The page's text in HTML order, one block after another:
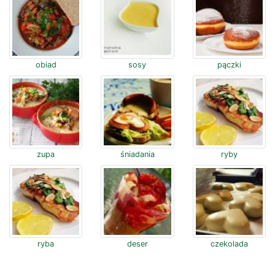
obiad sosy pączki
zupa śniadania ryby
ryba deser czekolada